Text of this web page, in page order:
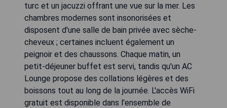
turc et un jacuzzi offrant une vue sur la mer. Les
chambres modernes sont insonorisées et
disposent d'une salle de bain privée avec sèche-
cheveux ; certaines incluent également un
peignoir et des chaussons. Chaque matin, un
petit-déjeuner buffet est servi, tandis qu'un AC
Lounge propose des collations légères et des
boissons tout au long de la journée. L'accès WiFi
gratuit est disponible dans l'ensemble de